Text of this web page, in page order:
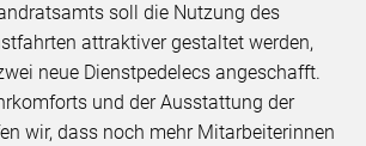
soll die Nutzung des
attraktiver gestaltet werden,
neue Dienstpedelecs angeschafft.
und der Ausstattung der
wir, dass noch mehr Mitarbeiterinnen